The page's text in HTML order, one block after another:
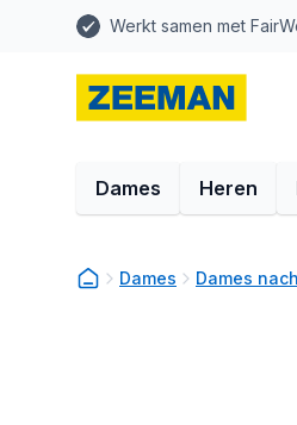
Werkt samen met
Dames Heren
Dames Dames